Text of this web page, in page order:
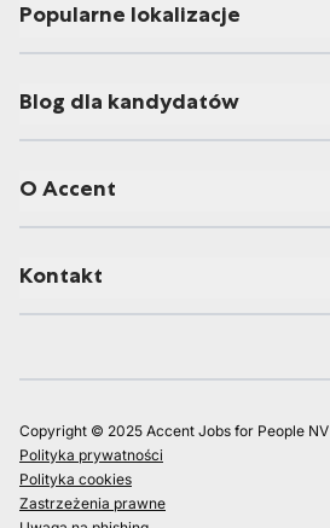
Popularne lokalizacje
Blog dla kandydatów
O Accent
Kontakt
Copyright © 2025 Accent Jobs for People NV
Polityka prywatności
Polityka cookies
Zastrzeżenia prawne